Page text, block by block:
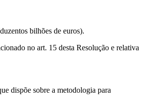
bilhões de euros).
no art. 15 desta Resolução e relativa
dispõe sobre a metodologia para